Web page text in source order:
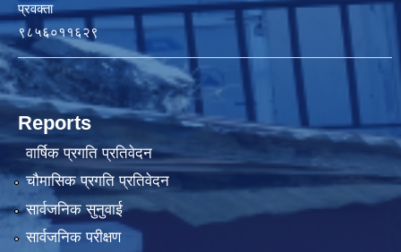
प्रवक्ता
९८५६०११६२९
Reports
वार्षिक प्रगति प्रतिवेदन
चौमासिक प्रगति प्रतिवेदन
सार्वजनिक सुनुवाई
सार्वजनिक परीक्षण